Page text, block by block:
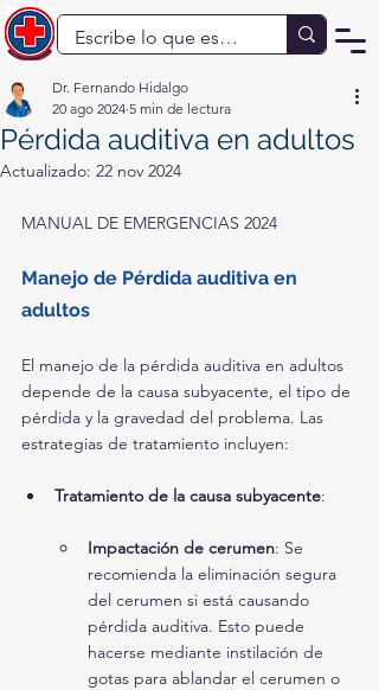
Pérdida auditiva en adultos
Dr. Fernando Hidalgo
20 ago 2024 5 min de lectura
Actualizado: 22 nov 2024
MANUAL DE EMERGENCIAS 2024
Manejo de Pérdida auditiva en
adultos
El manejo de la pérdida auditiva en adultos
depende de la causa subyacente, el tipo de
pérdida y la gravedad del problema. Las
estrategias de tratamiento incluyen:
Tratamiento de la causa subyacente:
Impactación de cerumen: Se
recomienda la eliminación segura
del cerumen si está causando
pérdida auditiva. Esto puede
hacerse mediante instilación de
gotas para ablandar el cerumen o